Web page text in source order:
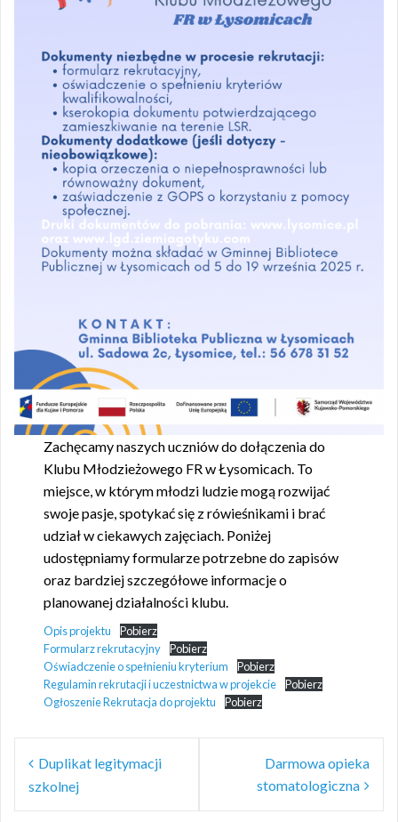
Zachęcamy naszych uczniów do dołączenia do
Klubu Młodzieżowego FR w Łysomicach. To
miejsce, w którym młodzi ludzie mogą rozwijać
swoje pasje, spotykać się z rówieśnikami i brać
udział w ciekawych zajęciach. Poniżej
udostępniamy formularze potrzebne do zapisów
oraz bardziej szczegółowe informacje o
planowanej działalności klubu.
Opis projektu
Pobierz
Formularz rekrutacyjny
Pobierz
Oświadczenie o spełnieniu kryterium
Pobierz
Regulamin rekrutacji i uczestnictwa w projekcie
Pobierz
Ogłoszenie Rekrutacja do projektu
Pobierz
Nawigacja
wpisu
Duplikat legitymacji
szkolnej
Darmowa opieka
stomatologiczna